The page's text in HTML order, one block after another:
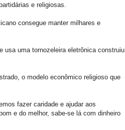
e religiosas.
consegue manter milhares e
usa uma tornozeleira eletrônica construiu
o modelo econômico religioso que
fazer caridade e ajudar aos
e do melhor, sabe-se lá com dinheiro